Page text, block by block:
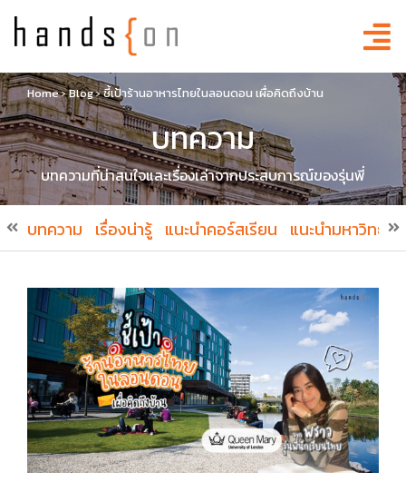
Home›Blog›ชี้เป้าร้านอาหารไทยในลอนดอน เผื่อคิดถึงบ้าน
บทความ
บทความที่น่าสนใจและเรื่องเล่าจากประสบการณ์ของรุ่นพี่
บทความ เรื่องน่ารู้ แนะนำคอร์สเรียน แนะนำมหาวิทยา